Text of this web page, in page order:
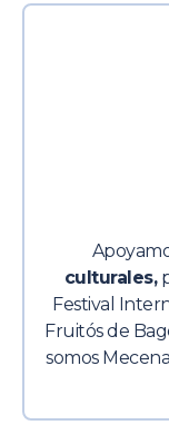
culturales,
Festival
Fruitós de
somos